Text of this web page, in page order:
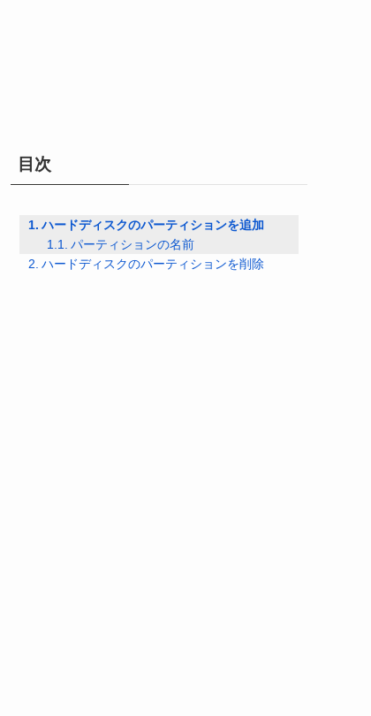
目次
ハードディスクのパーティションを追加
パーティションの名前
ハードディスクのパーティションを削除